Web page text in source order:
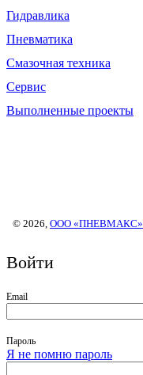
Гидравлика
Пневматика
Смазочная техника
Сервис
Выполненные проекты
© 2026, ООО «ПНЕВМАКС»
Войти
Email
Пароль
Я не помню пароль